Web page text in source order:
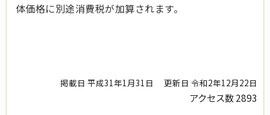
体価格に別途消費税が加算されます。
掲載日 平成31年1月31日 更新日 令和2年12月22日
アクセス数2893